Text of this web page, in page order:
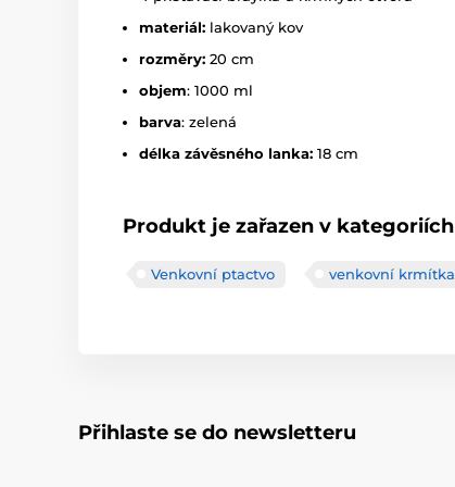
materiál: lakovaný kov
rozměry: 20 cm
objem: 1000 ml
barva: zelená
délka závěsného lanka: 18 cm
Produkt je zařazen v kategoriích
Venkovní ptactvo venkovní krmítka
Přihlaste se do newsletteru